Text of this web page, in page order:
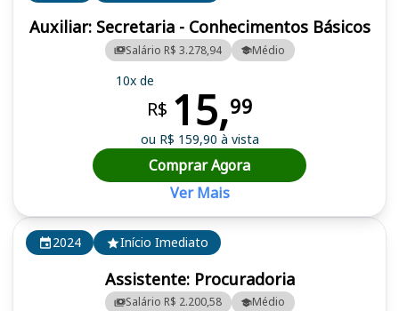
2024 Início Imediato
Assistente: Procuradoria
Salário R$ 2.200,58 Médio
Auxiliar: Secretaria - Conhecimentos Básicos
Salário R$ 3.278,94 Médio
10x de
R$ 15,99
ou R$ 159,90 à vista
Comprar Agora
Ver Mais